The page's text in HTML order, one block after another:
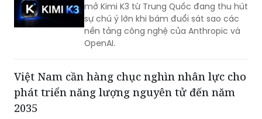
mở Kimi K3 từ Trung Quốc đang thu hút
sự chú ý lớn khi bám đuổi sát sao các
nền tảng công nghệ của Anthropic và
OpenAI.
Việt Nam cần hàng chục nghìn nhân lực cho
phát triển năng lượng nguyên tử đến năm
2035